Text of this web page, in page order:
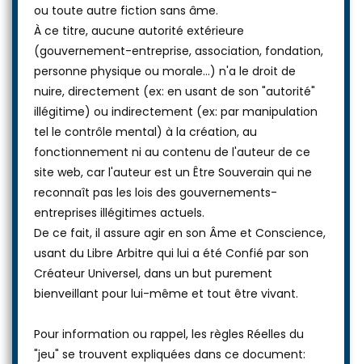
ou toute autre fiction sans âme.
À ce titre, aucune autorité extérieure
(gouvernement-entreprise, association, fondation,
personne physique ou morale...) n'a le droit de
nuire, directement (ex: en usant de son "autorité"
illégitime) ou indirectement (ex: par manipulation
tel le contrôle mental) à la création, au
fonctionnement ni au contenu de l'auteur de ce
site web, car l'auteur est un Être Souverain qui ne
reconnaît pas les lois des gouvernements-
entreprises illégitimes actuels.
De ce fait, il assure agir en son Âme et Conscience,
usant du Libre Arbitre qui lui a été Confié par son
Créateur Universel, dans un but purement
bienveillant pour lui-même et tout être vivant.
Pour information ou rappel, les règles Réelles du
"jeu" se trouvent expliquées dans ce document: